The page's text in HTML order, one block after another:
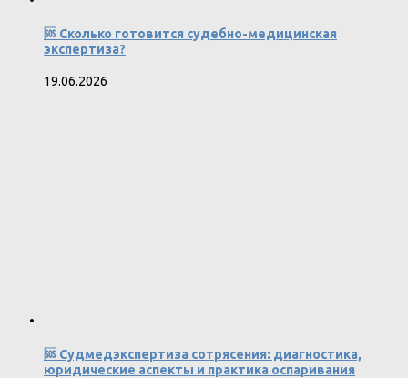
🆘 Сколько готовится судебно-медицинская
экспертиза?
19.06.2026
🆘 Судмедэкспертиза сотрясения: диагностика,
юридические аспекты и практика оспаривания